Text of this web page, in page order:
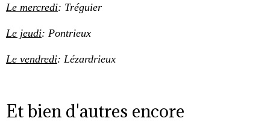
Le mercredi: Tréguier
Le jeudi: Pontrieux
Le vendredi: Lézardrieux
Et bien d'autres encore